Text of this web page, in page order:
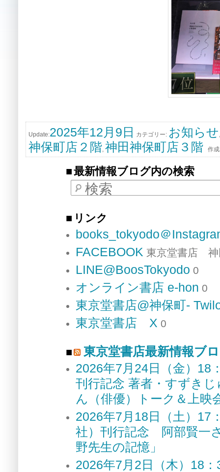
Update:2025年12月9日 カテゴリー: お知らせ
神保町店２階, 神田神保町店３階 作
最新情報ブログ内の検索
検索
リンク
books_tokyodo＠
FACEBOOK 東京堂書店 神
LINE@BoosTokyodo 0
オンライン書店 e-hon 0
東京堂書店@神保町-
東京堂書店 X 0
東京堂書店最新情報ブ
2026年7月24日（金）18
刊行記念 著者・すずき
ん（俳優）トーク＆上
2026年7月18日（土）17
社）刊行記念 阿部賢一
野先生の記憶」
2026年7月2日（木）18